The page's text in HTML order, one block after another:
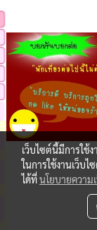
เว็บไซต์นี้มีการใ
ในการใช้งานเว็บ
ได้ที่นโยบายความ